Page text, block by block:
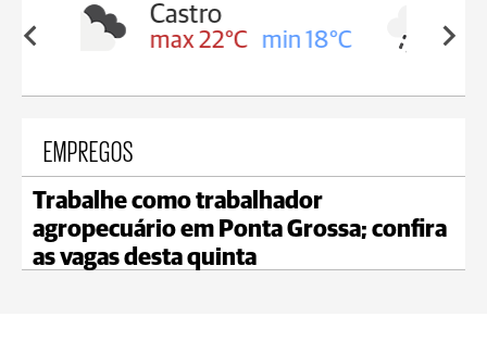
18°C
Carambeí
max 21°C min 18°C
EMPREGOS
Trabalhe como trabalhador
agropecuário em Ponta Grossa; confira
as vagas desta quinta